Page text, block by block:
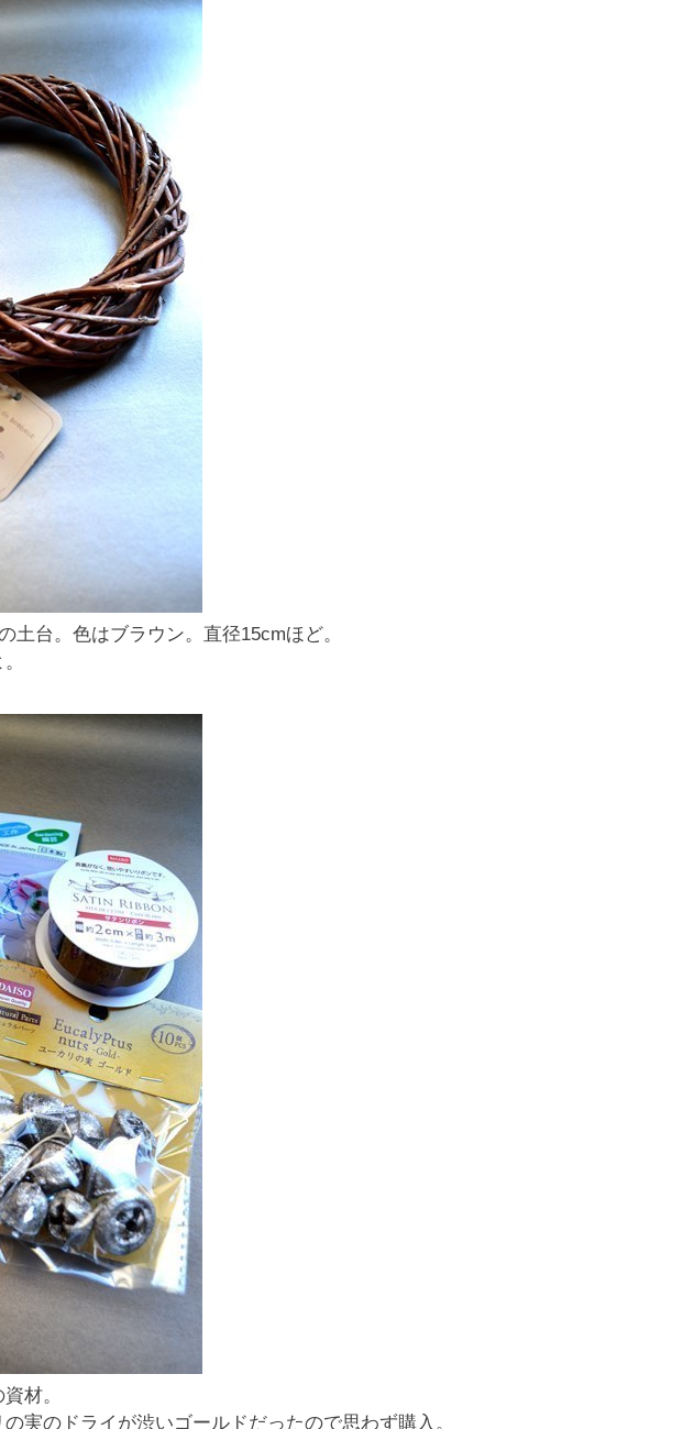
土台。色はブラウン。直径15cmほど。
材。
実のドライが渋いゴールドだったので思わず購入。